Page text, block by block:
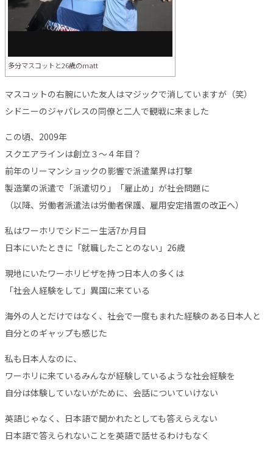
多分マスコットと26歳のmatt
マスコットの右腕にいた友人はマジックで消していますが（笑）
シドニーのジャパレスの同僚と二人で観戦に来ました
この頃、2009年
スクエアラインは創立３～４年目？
前年のリーマンショックの影響で派遣業界は打撃
製造業の派遣で「派遣切り」「雇止め」が社会問題に
（以降、労働者派遣法は労働者保護、雇用安定措置の改正へ）
私はワーホリでシドニー生活7か月目
日本にいたときに「就職したことのない」26歳
現地にいたワーホリビザを持つ日本人の多くは
「社会人経験をして」異国に来ている
海外の人とだけではなく、社会で一度もまれた経験のある日本人と
自分とのギャップも感じた
私も日本人なのに、
ワーホリに来ているみんなが経験しているような社会経験を
自分は体験していないがために、会話についていけない
英語じゃなく、日本語で聞かれたとしても答えらえない
日本語で答えられないことを英語で話せるわけもなく